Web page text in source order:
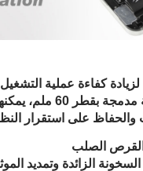
لزيادة كفاءة عملية التشغيل
مروحة صامتة
على استقرار
الصلب
الزائدة وتمديد